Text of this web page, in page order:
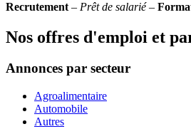
Recrutement – Prêt de salarié–
Nos offres d'emploi et
Annonces par secteur
Agroalimentaire
Automobile
Autres